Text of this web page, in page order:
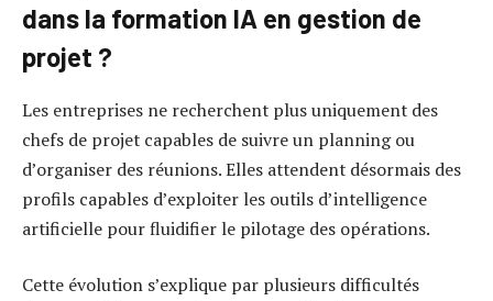
dans la formation IA en gestion de
projet ?
Les entreprises ne recherchent plus uniquement des
chefs de projet capables de suivre un planning ou
d’organiser des réunions. Elles attendent désormais des
profils capables d’exploiter les outils d’intelligence
artificielle pour fluidifier le pilotage des opérations.
Cette évolution s’explique par plusieurs difficultés